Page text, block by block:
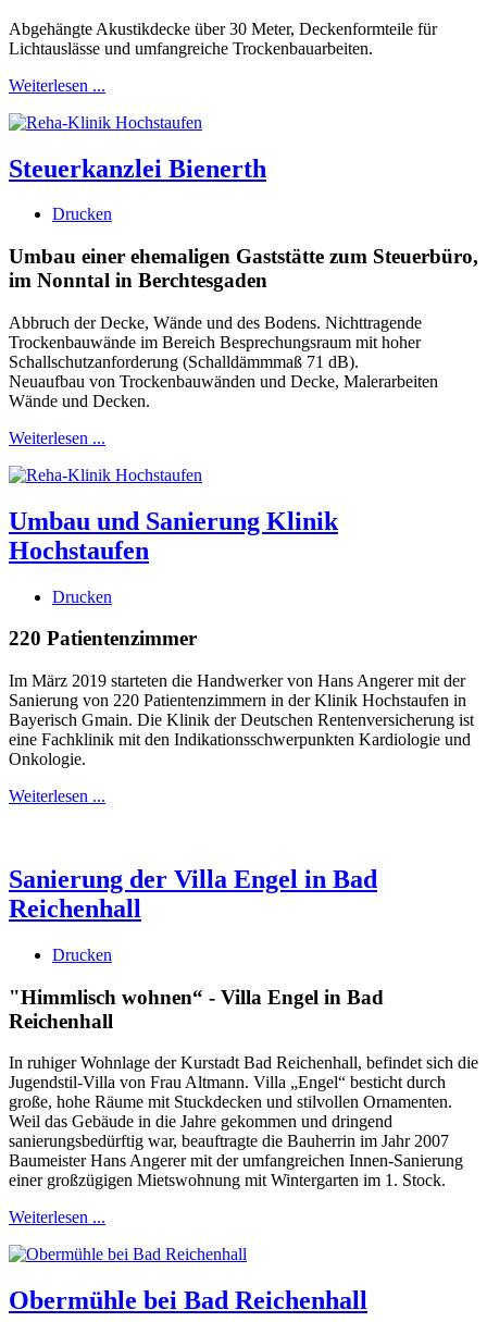
Abgehängte Akustikdecke über 30 Meter, Deckenformteile für
Lichtauslässe und umfangreiche Trockenbauarbeiten.
Weiterlesen ...
Steuerkanzlei Bienerth
Drucken
Umbau einer ehemaligen Gaststätte zum Steuerbüro,
im Nonntal in Berchtesgaden
Abbruch der Decke, Wände und des Bodens. Nichttragende
Trockenbauwände im Bereich Besprechungsraum mit hoher
Schallschutzanforderung (Schalldämmmaß 71 dB).
Neuaufbau von Trockenbauwänden und Decke, Malerarbeiten
Wände und Decken.
Weiterlesen ...
Umbau und Sanierung Klinik
Hochstaufen
Drucken
220 Patientenzimmer
Im März 2019 starteten die Handwerker von Hans Angerer mit der
Sanierung von 220 Patientenzimmern in der Klinik Hochstaufen in
Bayerisch Gmain. Die Klinik der Deutschen Rentenversicherung ist
eine Fachklinik mit den Indikationsschwerpunkten Kardiologie und
Onkologie.
Weiterlesen ...
Sanierung der Villa Engel in Bad
Reichenhall
Drucken
"Himmlisch wohnen“ - Villa Engel in Bad
Reichenhall
In ruhiger Wohnlage der Kurstadt Bad Reichenhall, befindet sich die
Jugendstil-Villa von Frau Altmann. Villa „Engel“ besticht durch
große, hohe Räume mit Stuckdecken und stilvollen Ornamenten.
Weil das Gebäude in die Jahre gekommen und dringend
sanierungsbedürftig war, beauftragte die Bauherrin im Jahr 2007
Baumeister Hans Angerer mit der umfangreichen Innen-Sanierung
einer großzügigen Mietswohnung mit Wintergarten im 1. Stock.
Weiterlesen ...
Obermühle bei Bad Reichenhall